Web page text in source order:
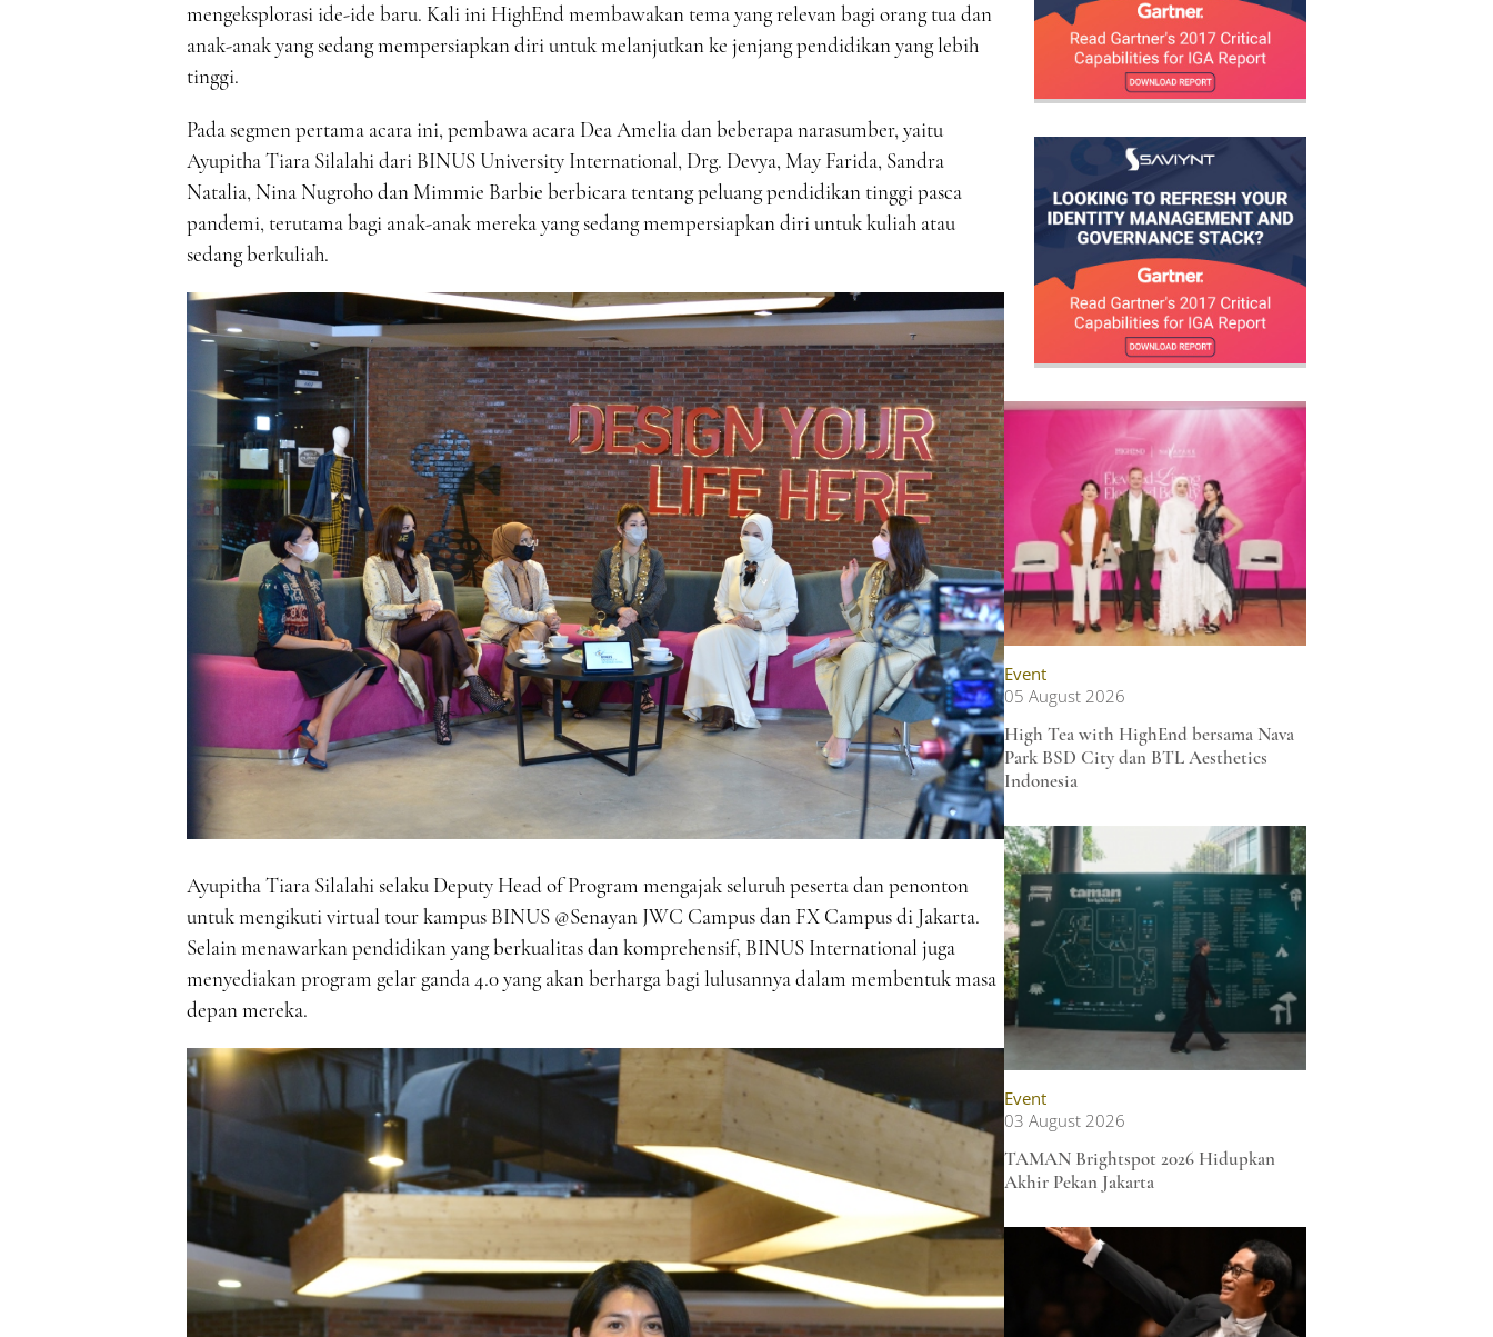
mengeksplorasi ide-ide baru. Kali ini HighEnd membawakan tema yang relevan bagi orang tua dan
anak-anak yang sedang mempersiapkan diri untuk melanjutkan ke jenjang pendidikan yang lebih
tinggi.
Pada segmen pertama acara ini, pembawa acara Dea Amelia dan beberapa narasumber, yaitu
Ayupitha Tiara Silalahi dari BINUS University International, Drg. Devya, May Farida, Sandra
Natalia, Nina Nugroho dan Mimmie Barbie berbicara tentang peluang pendidikan tinggi pasca
pandemi, terutama bagi anak-anak mereka yang sedang mempersiapkan diri untuk kuliah atau
sedang berkuliah.
Ayupitha Tiara Silalahi selaku Deputy Head of Program mengajak seluruh peserta dan penonton
untuk mengikuti virtual tour kampus BINUS @Senayan JWC Campus dan FX Campus di Jakarta.
Selain menawarkan pendidikan yang berkualitas dan komprehensif, BINUS International juga
menyediakan program gelar ganda 4.0 yang akan berharga bagi lulusannya dalam membentuk masa
depan mereka.
Event
05 August 2026
High Tea with HighEnd bersama Nava
Park BSD City dan BTL Aesthetics
Indonesia
Event
03 August 2026
TAMAN Brightspot 2026 Hidupkan
Akhir Pekan Jakarta